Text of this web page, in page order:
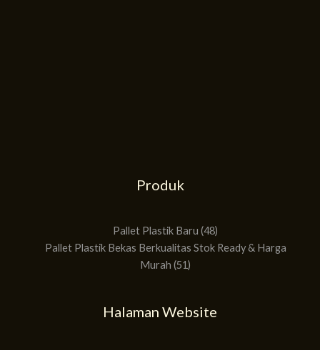
Produk
Pallet Plastik Baru 48
Pallet Plastik Bekas Berkualitas Stok Ready & Harga
Murah 51
Halaman Website